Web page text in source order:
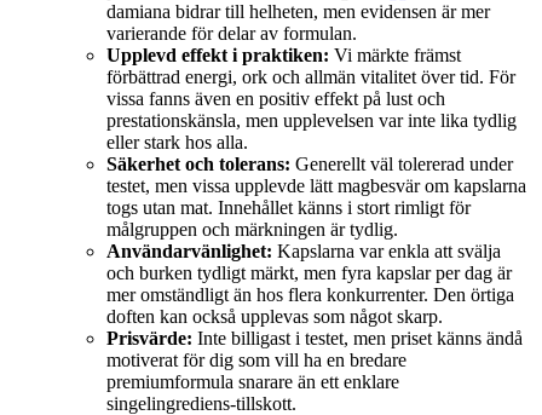
damiana bidrar till helheten, men evidensen är mer
varierande för delar av formulan.
Upplevd effekt i praktiken: Vi märkte främst
förbättrad energi, ork och allmän vitalitet över tid. För
vissa fanns även en positiv effekt på lust och
prestationskänsla, men upplevelsen var inte lika tydlig
eller stark hos alla.
Säkerhet och tolerans: Generellt väl tolererad under
testet, men vissa upplevde lätt magbesvär om kapslarna
togs utan mat. Innehållet känns i stort rimligt för
målgruppen och märkningen är tydlig.
Användarvänlighet: Kapslarna var enkla att svälja
och burken tydligt märkt, men fyra kapslar per dag är
mer omständligt än hos flera konkurrenter. Den örtiga
doften kan också upplevas som något skarp.
Prisvärde: Inte billigast i testet, men priset känns ändå
motiverat för dig som vill ha en bredare
premiumformula snarare än ett enklare
singelingrediens-tillskott.